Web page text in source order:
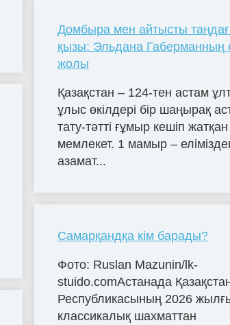
Домбыра мен айтысты
қызы: Эльдана Габерманның
жолы
Қазақстан – 124-тен астам
ұлыс өкілдері бір шаңырақ
тату-тәтті ғұмыр кешіп жатқан
мемлекет. 1 мамыр –
азамат...
Самарқандқа кім барады?
Фото: Ruslan Mazunin/lk-
stuido.comАстанада
Республикасының 2026
классикалық шахматтан